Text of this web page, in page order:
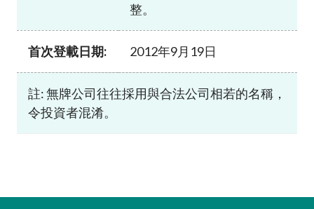
整。
首次登載日期: 2012年9月19日
註: 無牌公司往往採用與合法公司相若的名稱，
令投資者混淆。